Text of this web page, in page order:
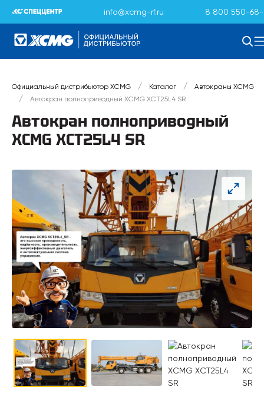
info@xcmg-rf.ru 8 800 550-68-
Официальный дистрибьютор XCMG / Каталог / Автокраны XCMG
/ Автокран полноприводный XCMG XCT25L4 SR
Автокран полноприводный
XCMG XCT25L4 SR